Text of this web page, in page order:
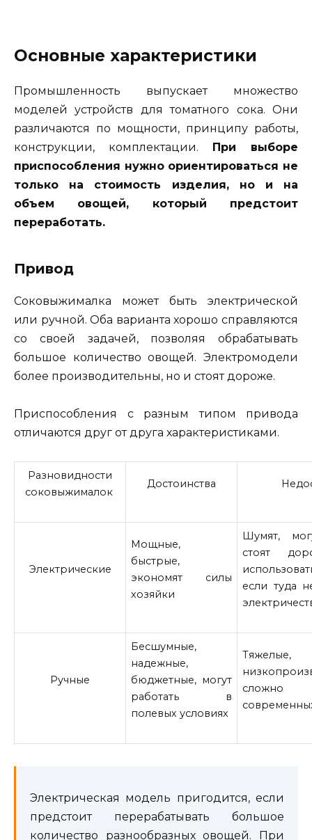
Основные характеристики
Промышленность выпускает множество
моделей устройств для томатного сока. Они
различаются по мощности, принципу работы,
конструкции, комплектации.
При выборе
приспособления нужно ориентироваться не
только на стоимость изделия, но и на
объем овощей, который предстоит
переработать.
Привод
Соковыжималка может быть электрической
или ручной. Оба варианта хорошо справляются
со своей задачей, позволяя обрабатывать
большое количество овощей. Электромодели
более производительны, но и стоят дороже.
Приспособления с разным типом привода
отличаются друг от друга характеристиками.
Разновидности
соковыжималок
Достоинства
Электрические
Мощные,
быстрые,
экономят силы
хозяйки
Шумят,
стоят
если туда
Ручные
Бесшумные,
надежные,
бюджетные, могут
работать в
полевых условиях
Тяжелые,
сложно
Электрическая модель пригодится, если
предстоит перерабатывать большое
количество разнообразных овощей. При